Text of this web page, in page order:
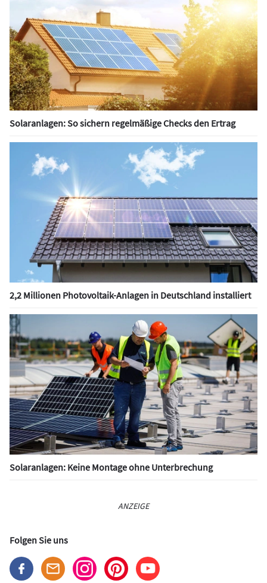
Solaranlagen: So sichern regelmäßige Checks den Ertrag
2,2 Millionen Photovoltaik-Anlagen in Deutschland installiert
Solaranlagen: Keine Montage ohne Unterbrechung
ANZEIGE
Folgen Sie uns